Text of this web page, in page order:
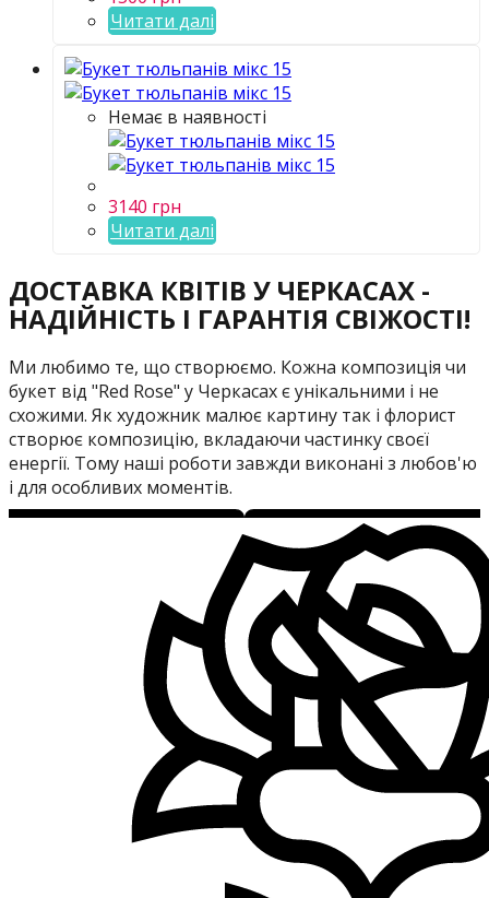
Читати далі
Немає в наявності
3140 грн
Читати далі
ДОСТАВКА КВІТІВ У ЧЕРКАСАХ -
НАДІЙНІСТЬ І ГАРАНТІЯ СВІЖОСТІ!
Ми любимо те, що створюємо. Кожна композиція чи
букет від "Red Rose" у Черкасах є унікальними і не
схожими. Як художник малює картину так і флорист
створює композицію, вкладаючи частинку своєї
енергії. Тому наші роботи завжди виконані з любов'ю
і для особливих моментів.